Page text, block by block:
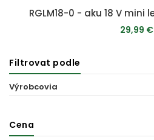
29,99 €
Filtrovat podle
Výrobcovia
Cena